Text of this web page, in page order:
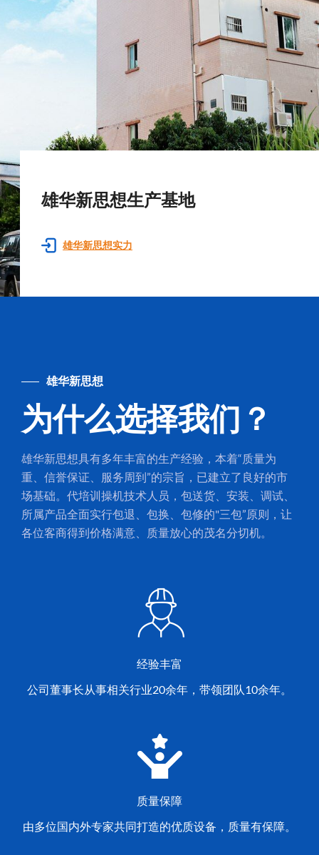
雄华新思想生产基地
雄华新思想实力
雄华新思想
为什么选择我们？
雄华新思想具有多年丰富的生产经验，本着“质量为
重、信誉保证、服务周到”的宗旨，已建立了良好的市
场基础。代培训操机技术人员，包送货、安装、调试、
所属产品全面实行包退、包换、包修的"三包”原则，让
各位客商得到价格满意、质量放心的茂名分切机。
经验丰富
公司董事长从事相关行业20余年，带领团队10余年。
质量保障
由多位国内外专家共同打造的优质设备，质量有保障。